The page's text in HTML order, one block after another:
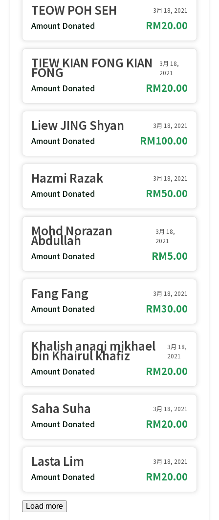
TEOW POH SEH 3月 18, 2021
Amount Donated RM20.00
TIEW KIAN FONG KIAN
FONG
3月 18,
2021
Amount Donated RM20.00
Liew JING Shyan 3月 18, 2021
Amount Donated RM100.00
Hazmi Razak 3月 18, 2021
Amount Donated RM50.00
Mohd Norazan
Abdullah
3月 18,
2021
Amount Donated RM5.00
Fang Fang 3月 18, 2021
Amount Donated RM30.00
Khalish anaqi mikhael
bin Khairul khafiz
3月 18,
2021
Amount Donated RM20.00
Saha Suha 3月 18, 2021
Amount Donated RM20.00
Lasta Lim 3月 18, 2021
Amount Donated RM20.00
Load more